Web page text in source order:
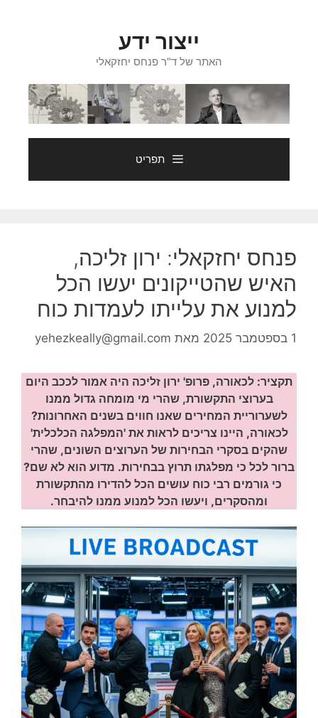
ייצור ידע
האתר של ד"ר פנחס יחזקאלי
תפריט
פנחס יחזקאלי: ירון זליכה,
האיש שהטייקונים יעשו הכל
למנוע את עלייתו לעמדות כוח
1 בספטמבר 2025 מאת yehezkeally@gmail.com
תקציר: לכאורה, פרופ' ירון זליכה היה אמור לככב היום
בערוצי התקשורת, שהרי מי מומחה גדול ממנו
לשערוריית המחירים שאנו חווים בשנים האחרונות?
לכאורה, היינו צריכים לראות את 'המפלגה הכלכלית'
שהקים בסקרי הבחירות של הערוצים השונים, שהרי
ברור לכל כי מפלגתו תרוץ בבחירות. מדוע הוא לא שם?
כי גורמים רבי כוח עושים הכל להדירו מהתקשורת
ומהסקרים, ויעשו הכל למנוע ממנו להיבחר.